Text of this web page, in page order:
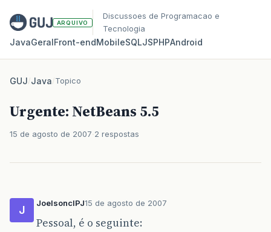
ARQUIVO
Discussoes de Programacao e
Tecnologia
JavaGeralFront‑endMobileSQLJSPHPAndroid
GUJ/Java/Topico
Urgente: NetBeans 5.5
15 de agosto de 2007 2 respostas
J
JoelsonclPJ15 de agosto de 2007
Pessoal, é o seguinte: